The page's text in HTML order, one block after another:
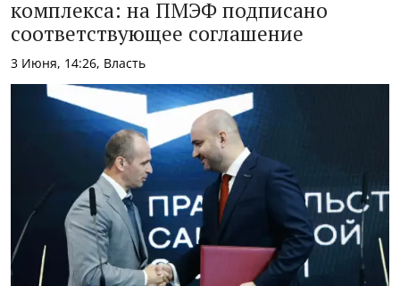
комплекса: на ПМЭФ подписано
соответствующее соглашение
3 Июня, 14:26, Власть